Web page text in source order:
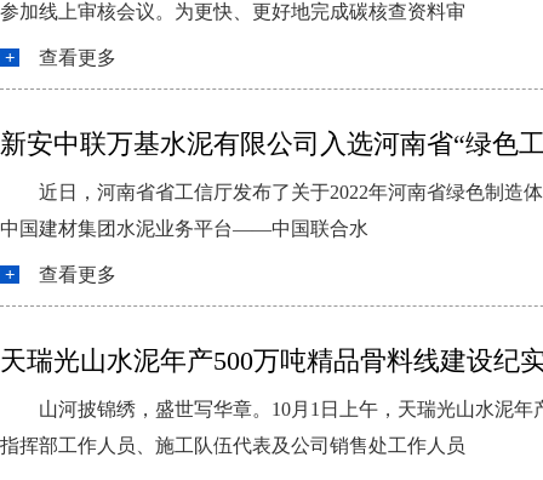
参加线上审核会议。为更快、更好地完成碳核查资料审
查看更多
新安中联万基水泥有限公司入选河南省“绿色
近日，河南省省工信厅发布了关于2022年河南省绿色制造
中国建材集团水泥业务平台——中国联合水
查看更多
天瑞光山水泥年产500万吨精品骨料线建设纪
山河披锦绣，盛世写华章。10月1日上午，天瑞光山水泥
指挥部工作人员、施工队伍代表及公司销售处工作人员